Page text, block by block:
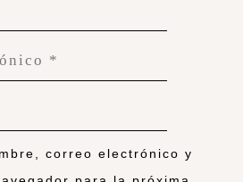
correo electrónico y